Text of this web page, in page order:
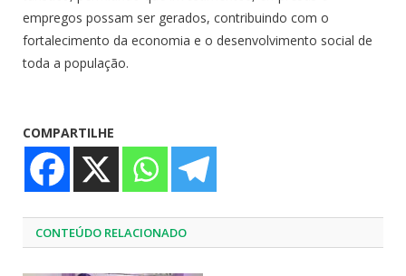
empregos possam ser gerados, contribuindo com o
fortalecimento da economia e o desenvolvimento social de
toda a população.
COMPARTILHE
CONTEÚDO RELACIONADO